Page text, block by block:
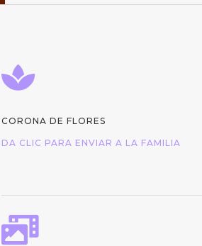

CORONA DE FLORES
DA CLIC PARA ENVIAR A LA FAMILIA
